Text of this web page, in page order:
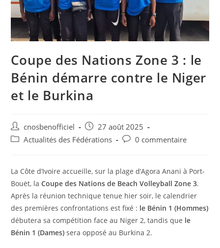
Coupe des Nations Zone 3 : le
Bénin démarre contre le Niger
et le Burkina
cnosbenofficiel
27 août 2025
Actualités des Fédérations
0 commentaire
La Côte d’Ivoire accueille, sur la plage d’Agora Anani à Port-
Bouët, laCoupe des Nations de Beach Volleyball Zone 3.
Après la réunion technique tenue hier soir, le calendrier
des premières confrontations est fixé : le Bénin 1 (Hommes)
débutera sa compétition face au Niger 2, tandis que le
Bénin 1 (Dames) sera opposé au Burkina 2.